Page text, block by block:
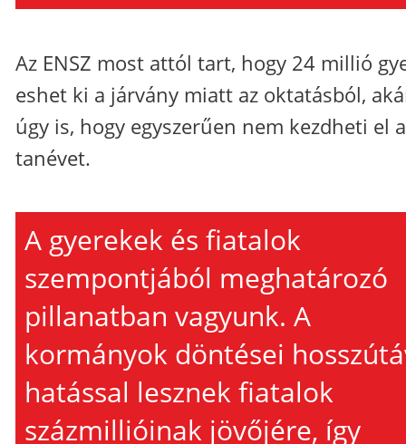
Az ENSZ most attól tart, hogy 24 millió
eshet ki a járvány miatt az oktatásból,
úgy is, hogy egyszerűen nem kezdheti el
tanévet.
A gyerekek és fiatalok
szempontjából meghatározó
pillanatban vagyunk. A
kormányok döntései
hatással lesznek fiatalok
százmillióinak jövőjére, így